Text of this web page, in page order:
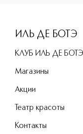
ИЛЬ ДЕ БОТЭ
КЛУБ ИЛЬ ДЕ БОТЭ
Магазины
Акции
Театр красоты
Контакты